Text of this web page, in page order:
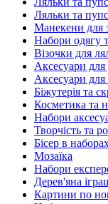
Ляльки та
Манекени для
Набори одягу
Візочки для
Аксесуари для
Аксесуари для
Біжутерія та
Косметика та
Набори
Творчість та
Бісер в
Мозаїка
Набори
Дерев'яна
Картини по